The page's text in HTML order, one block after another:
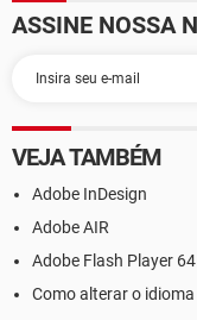
ASSINE NOSSA
VEJA TAMBÉM
Adobe InDesign
Adobe AIR
Adobe Flash Player
Como alterar o